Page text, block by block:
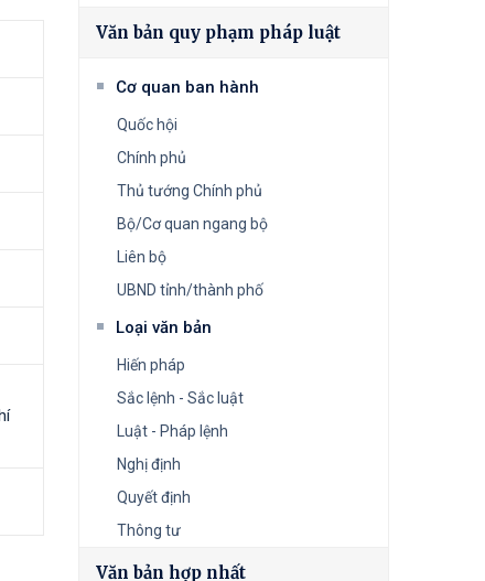
Văn bản quy phạm pháp luật
Cơ quan ban hành
Quốc hội
Chính phủ
Thủ tướng Chính phủ
Bộ/Cơ quan ngang bộ
Liên bộ
UBND tỉnh/thành phố
Loại văn bản
Hiến pháp
Sắc lệnh - Sắc luật
Luật - Pháp lệnh
Nghị định
Quyết định
Thông tư
Văn bản hợp nhất